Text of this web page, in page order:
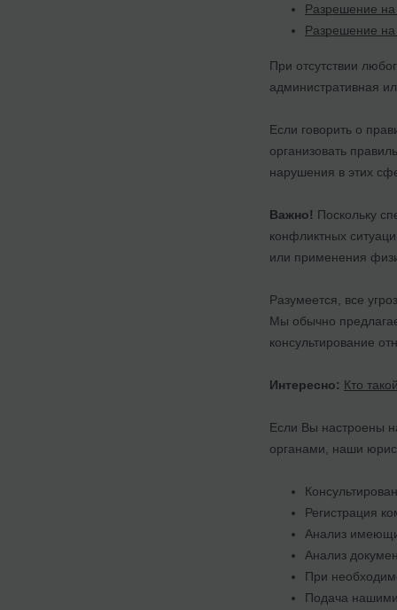
Разрешение на
Разрешение
При отсутствии
административная
Если говорить о
организовать
нарушения в этих
Важно! Поскольку
конфликтных
или применения
Разумеется, все
Мы обычно
консультирование
Интересно: Кто
Если Вы настроены
органами, наши
Регистрация
Анализ
Анализ
При
Подача